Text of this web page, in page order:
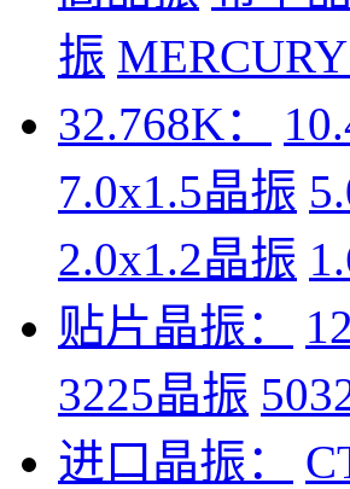
振
32.768K：
7.0x1.5晶振
2.0x1.2晶振
贴片晶振：
3225晶振
进口晶振：